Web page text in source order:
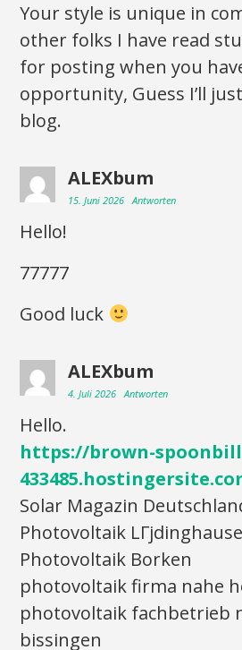
Your style is unique in
other folks I have read
for posting when you
opportunity, Guess I’ll
blog.
ALEXbum
15. Juni 2026 Antworten
Hello!
77777
Good luck
ALEXbum
4. Juli 2026 Antworten
Hello.
https://brown-
Solar Magazin
Photovoltaik
Photovoltaik Borken
photovoltaik firma nahe
photovoltaik fachbetrieb
bissingen